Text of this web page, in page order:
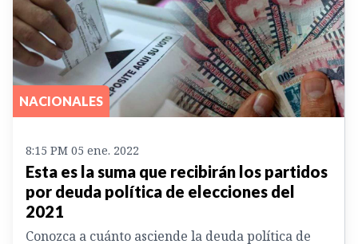
NACIONALES
8:15 PM 05 ene. 2022
Esta es la suma que recibirán los partidos
por deuda política de elecciones del
2021
Conozca a cuánto asciende la deuda política de